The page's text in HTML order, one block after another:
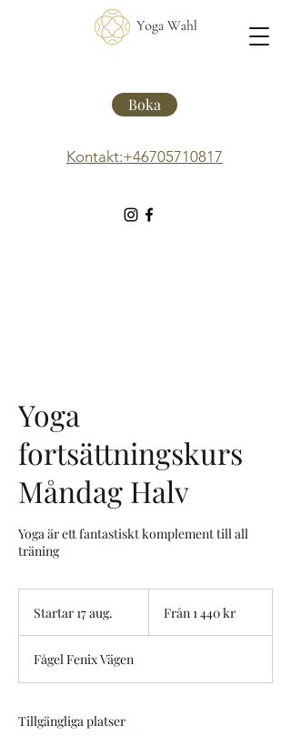
Boka
Kontakt:+46705710817
Yoga
fortsättningskurs
Måndag Halv
Yoga är ett fantastiskt komplement till all
träning
Startar 17 aug.
r
t
r
svenska
Från 1 440 kr
Fågel Fenix Vägen
Tillgängliga platser